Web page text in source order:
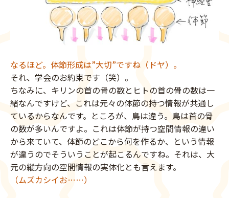
なるほど。体節形成は”大切”ですね（ドヤ）。
それ、学会のお約束です（笑）。
ちなみに、キリンの首の骨の数とヒトの首の骨の数は一
緒なんですけど、これは元々の体節の持つ情報が共通し
ているからなんです。ところが、鳥は違う。鳥は首の骨
の数が多いんですよ。これは体節が持つ空間情報の違い
から来ていて、体節のどこから何を作るか、という情報
が違うのでそういうことが起こるんですね。それは、大
元の縦方向の空間情報の実体化とも言えます。
（ムズカシイお……）